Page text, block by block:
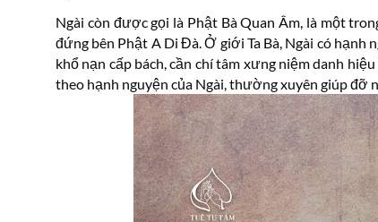
Ngài còn được gọi là Phật Bà Quan Âm, là một
đứng bên Phật A Di Đà. Ở giới Ta Bà, Ngài có hạnh
khổ nạn cấp bách, cần chí tâm xưng niệm danh
theo hạnh nguyện của Ngài, thường xuyên giúp đỡ